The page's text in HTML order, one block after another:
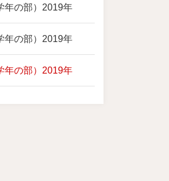
年の部）2019年
年の部）2019年
年の部）2019年